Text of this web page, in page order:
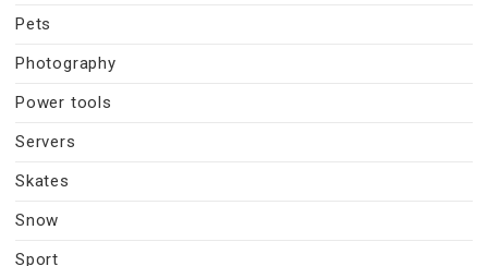
Pets
Photography
Power tools
Servers
Skates
Snow
Sport